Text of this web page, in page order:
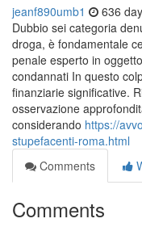
jeanf890umb1 636
Dubbio sei categoria
droga, è fondamentale
penale esperto in
condannati In questo
finanziarie significative.
osservazione
considerando https://
stupefacenti-roma.html
Comments
Comments